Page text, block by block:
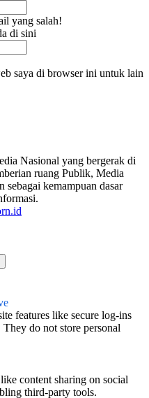
yang salah!
di sini
saya di browser ini untuk lain
Nasional yang bergerak di
ruang Publik, Media
kemampuan dasar
features like secure log-ins
They do not store personal
content sharing on social
third-party tools.